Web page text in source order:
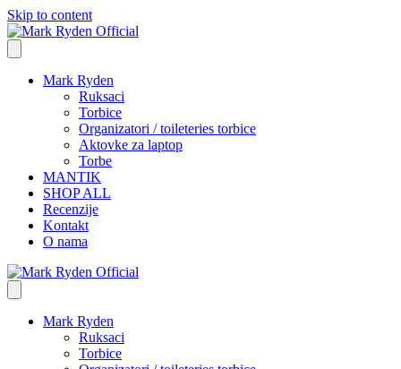
Skip to content
Mark Ryden
Ruksaci
Torbice
Organizatori / toileteries torbice
Aktovke za laptop
Torbe
MANTIK
SHOP ALL
Recenzije
Kontakt
O nama
Mark Ryden
Ruksaci
Torbice